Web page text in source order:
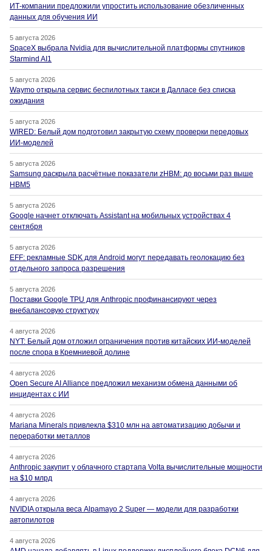
ИТ-компании предложили упростить использование обезличенных
данных для обучения ИИ
5 августа 2026
SpaceX выбрала Nvidia для вычислительной платформы спутников
Starmind AI1
5 августа 2026
Waymo открыла сервис беспилотных такси в Далласе без списка
ожидания
5 августа 2026
WIRED: Белый дом подготовил закрытую схему проверки передовых
ИИ-моделей
5 августа 2026
Samsung раскрыла расчётные показатели zHBM: до восьми раз выше
HBM5
5 августа 2026
Google начнет отключать Assistant на мобильных устройствах 4
сентября
5 августа 2026
EFF: рекламные SDK для Android могут передавать геолокацию без
отдельного запроса разрешения
5 августа 2026
Поставки Google TPU для Anthropic профинансируют через
внебалансовую структуру
4 августа 2026
NYT: Белый дом отложил ограничения против китайских ИИ-моделей
после спора в Кремниевой долине
4 августа 2026
Open Secure AI Alliance предложил механизм обмена данными об
инцидентах с ИИ
4 августа 2026
Mariana Minerals привлекла $310 млн на автоматизацию добычи и
переработки металлов
4 августа 2026
Anthropic закупит у облачного стартапа Volta вычислительные мощности
на $10 млрд
4 августа 2026
NVIDIA открыла веса Alpamayo 2 Super — модели для разработки
автопилотов
4 августа 2026